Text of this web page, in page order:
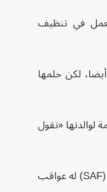
في تنظيف
لكن حلمها
«تقول
وفقًا للأمم المتحدة، لا يزال الصراع بين قوات الدعم السريع والقوات المسلحة السودانية (SAF) له عواقب